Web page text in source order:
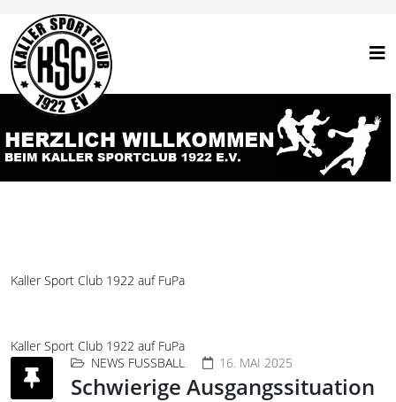
Kaller Sport Club 1922 auf FuPa
Kaller Sport Club 1922 auf FuPa
NEWS FUSSBALL
16. MAI 2025
Schwierige Ausgangssituation